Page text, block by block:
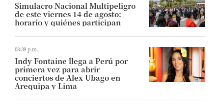
Simulacro Nacional Multipeligro
de este viernes 14 de agosto:
horario y quiénes participan
08:39 p.m.
Indy Fontaine llega a Perú por
primera vez para abrir
conciertos de Alex Ubago en
Arequipa y Lima